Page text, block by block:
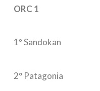
ORC 1
1º Sandokan
2° Patagonia